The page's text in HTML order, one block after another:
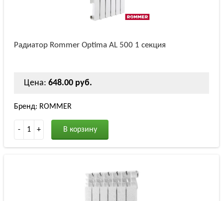
Радиатор Rommer Optima AL 500 1 секция
Цена: 648.00 руб.
Бренд: ROMMER
- 1 + В корзину